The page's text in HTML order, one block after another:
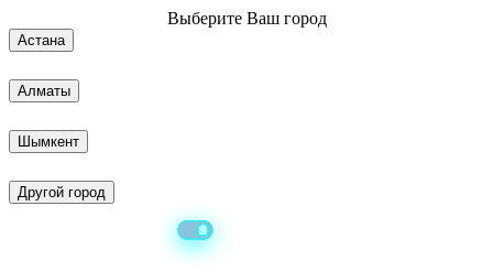
Выберите Ваш город
Астана
Алматы
Шымкент
Другой город